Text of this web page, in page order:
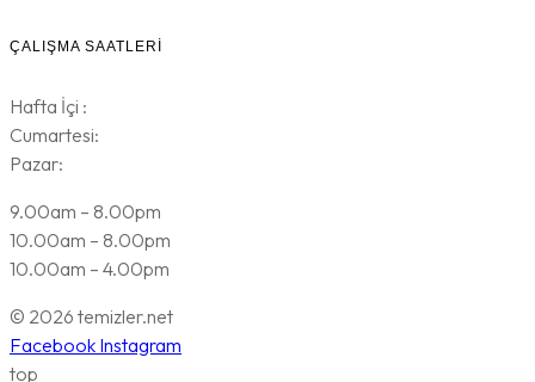
ÇALIŞMA SAATLERI
Hafta İçi :
Cumartesi:
Pazar:
9.00am – 8.00pm
10.00am – 8.00pm
10.00am – 4.00pm
© 2026 temizler.net
Facebook Instagram
top